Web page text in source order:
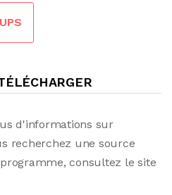
d'informations sur
recherchez une source
consultez le site